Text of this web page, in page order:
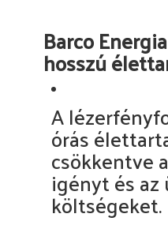
Barco
hosszú
A
órás
csökkentve
igényt és
költségeket.